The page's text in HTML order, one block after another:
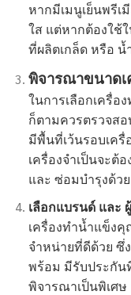
หากมีเมนูเย็นพรีเ
ใส แต่หากต้องใช้
ที่ผลิตเกล็ด หรือ น้
พิจารณาขนาดเ
ในการเลือกเครื่อ
ก็ตามควรตรวจส
มีพื้นที่เว้นรอบเค
เครื่องจำเป็นจะต้
และ ซ่อมบำรุงด้วย
เลือกแบรนด์ และ
เครื่องทำน้ำแข็ง
จำหน่ายที่ดีด้วย ซึ่
พร้อม มีรับประกัน
พิจารณาเป็นพิเศษ